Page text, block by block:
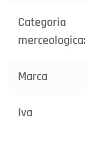
Categoria
merceologica:
Marca
Iva